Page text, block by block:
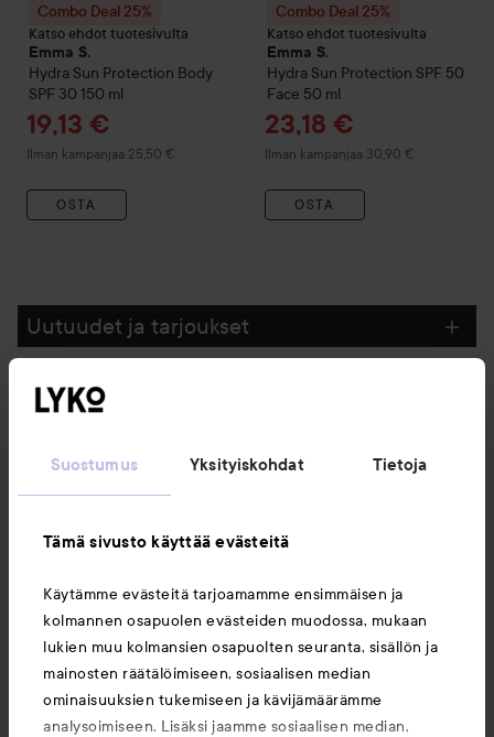
Suostumus Yksityiskohdat Tietoja
Tämä sivusto käyttää evästeitä
Käytämme evästeitä tarjoamamme ensimmäisen ja
kolmannen osapuolen evästeiden muodossa, mukaan
lukien muu kolmansien osapuolten seuranta, sisällön ja
mainosten räätälöimiseen, sosiaalisen median
ominaisuuksien tukemiseen ja kävijämäärämme
analysoimiseen. Lisäksi jaamme sosiaalisen median,
Combo Deal 25%
Katso ehdot tuotesivulta
Emma S.
Hydra Sun Protection Body
SPF 30 150 ml
Tarjoushinta
19,13 €
Ilman kampanjaa 25,50 €
OSTA
Combo Deal 25%
Katso ehdot tuotesivulta
Emma S.
Hydra Sun Protection SPF 50
Face 50 ml
Tarjoushinta
23,18 €
Ilman kampanjaa 30,90 €
OSTA
Uutuudet ja tarjoukset
Seuraa meitä
Saattaisit myös tykätä